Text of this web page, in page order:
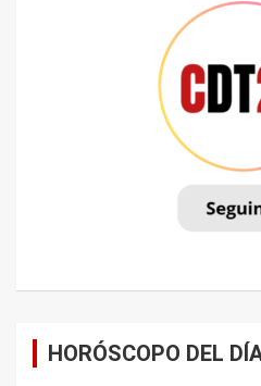
HORÓSCOPO DEL